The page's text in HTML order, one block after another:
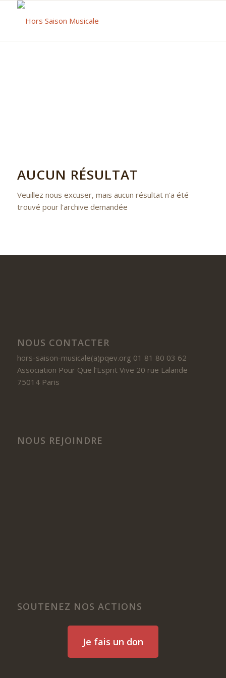
AUCUN RÉSULTAT
Veuillez nous excuser, mais aucun résultat n'a été
trouvé pour l'archive demandée
NOUS CONTACTER
hors-saison-musicale(a)pqev.org 01 81 80 03 62
Association Pour Que l’Esprit Vive 20 rue Lalande
75014 Paris
NOUS REJOINDRE
SOUTENEZ NOS ACTIONS
Je fais un don